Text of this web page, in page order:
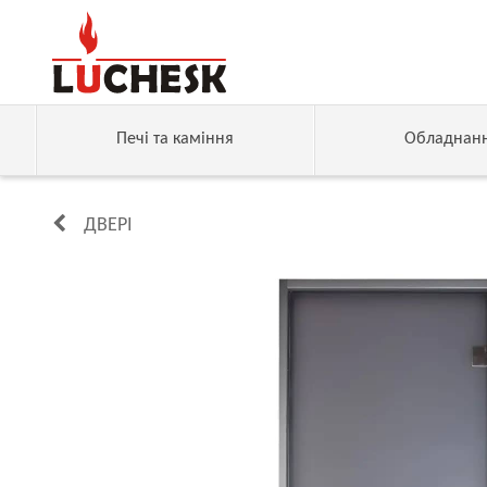
Печі та каміння
ДВЕРІ